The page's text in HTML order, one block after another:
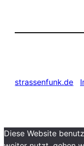
strassenfunk.de
Diese Website